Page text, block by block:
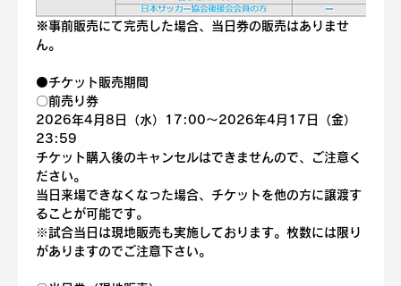
※事前販売にて完売した場合、当日券の販売はありませ
ん。
⚫️チケット販売期間
〇前売り券
2026年4月8日（水）17:00〜2026年4月17日（金）
23:59
チケット購入後のキャンセルはできませんので、ご注意く
ださい。
当日来場できなくなった場合、チケットを他の方に譲渡す
ることが可能です。
※試合当日は現地販売も実施しております。枚数には限り
がありますのでご注意下さい。